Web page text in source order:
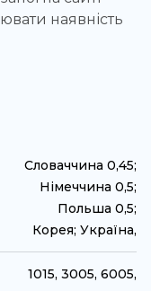
наявність
Словаччина 0,45;
Німеччина 0,5;
Польша 0,5;
Корея; Україна,
1015, 3005, 6005,